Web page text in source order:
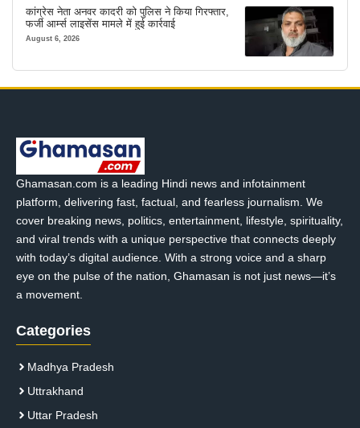
कांग्रेस नेता अनवर कादरी को पुलिस ने किया गिरफ्तार,
फर्जी आर्म्स लाइसेंस मामले में हुई कार्रवाई
August 6, 2026
Ghamasan.com is a leading Hindi news and infotainment
platform, delivering fast, factual, and fearless journalism. We
cover breaking news, politics, entertainment, lifestyle, spirituality,
and viral trends with a unique perspective that connects deeply
with today’s digital audience. With a strong voice and a sharp
eye on the pulse of the nation, Ghamasan is not just news—it’s
a movement.
Categories
Madhya Pradesh
Uttrakhand
Uttar Pradesh